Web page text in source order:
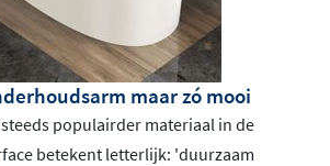
maar zó mooi
populairder materiaal in de
betekent letterlijk: 'duurzaam